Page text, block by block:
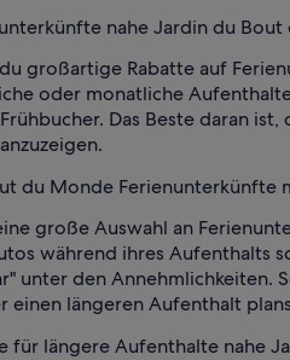
nahe Jardin du Bout
großartige Rabatte auf
oder monatliche
Das Beste daran
du Monde Ferienunterkünfte
große Auswahl an
während ihres Aufenthalts
unter den Annehmlichkeiten.
einen längeren Aufenthalt
für längere Aufenthalte nahe